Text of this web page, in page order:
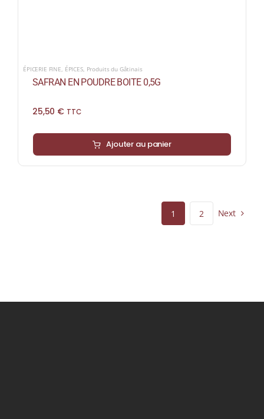
ÉPICERIE FINE, ÉPICES, Produits du Gâtinais
SAFRAN EN POUDRE BOITE 0,5G
25,50 € TTC
Ajouter au panier
1 2 Next